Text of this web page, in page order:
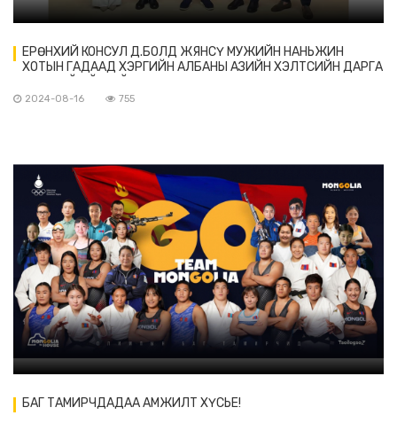
ЕРӨНХИЙ КОНСУЛ Д.БОЛД ЖЯНСҮ МУЖИЙН НАНЬЖИН
ХОТЫН ГАДААД ХЭРГИЙН АЛБАНЫ АЗИЙН ХЭЛТСИЙН ДАРГА
2024-08-16 755
БАГ ТАМИРЧДАДАА АМЖИЛТ ХҮСЬЕ!